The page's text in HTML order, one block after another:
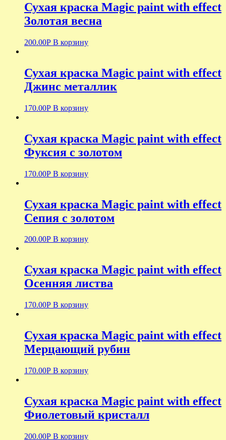
Сухая краска Magic paint with effect
Золотая весна
200.00Р В корзину
Сухая краска Magic paint with effect
Джинс металлик
170.00Р В корзину
Сухая краска Magic paint with effect
Фуксия с золотом
170.00Р В корзину
Сухая краска Magic paint with effect
Сепия с золотом
200.00Р В корзину
Сухая краска Magic paint with effect
Осенняя листва
170.00Р В корзину
Сухая краска Magic paint with effect
Мерцающий рубин
170.00Р В корзину
Сухая краска Magic paint with effect
Фиолетовый кристалл
200.00Р В корзину